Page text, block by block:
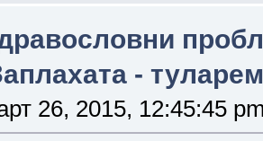
-
26, 2015, 12:45:45